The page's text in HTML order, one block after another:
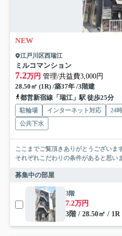
NEW
江戸川区西瑞江
ミルコマンション
7.2万円 管理/共益費3,000円
28.50㎡ (1R) /築37年 /3階建
都営新宿線「瑞江」駅 徒歩25分
駐輪場 インターネット対応
24
公共下水
ここまでご覧頂きありがとうございます。 お部屋探しの際には、
それぞれこだわりの条件があると思い
募集中の部屋
3階
7.2万円
3階 / 28.50㎡ / 1R